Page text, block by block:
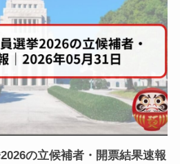
の立候補者・開票結果速報